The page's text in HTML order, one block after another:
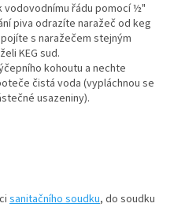
řádu pomocí ½"
piva odrazíte naražeč od keg
s naražečem stejným
KEG sud.
kohoutu a nechte
čistá voda (vypláchnou se
usazeniny).
sanitačního soudku, do soudku